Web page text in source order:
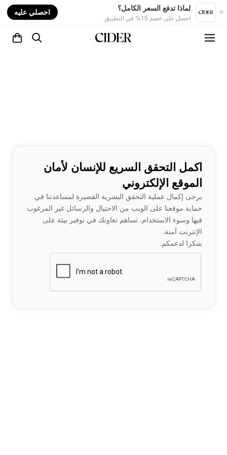
لماذا تدفع السعر الكامل؟
احصل على خصم 15% في التطبيق
احصلي عليه
اكمل التحقق السريع للإنسان لأمان
الموقع الإلكتروني
يرجى إكمال عملية التحقق البشرية القصيرة لمساعدتنا في
حماية موقعنا على الويب من الاحتيال والرسائل غير المرغوب
فيها وسوء الاستخدام. تساهم تعاونك في توفير بيئة على
الإنترنت آمنة.
شكرا لدعمكم.